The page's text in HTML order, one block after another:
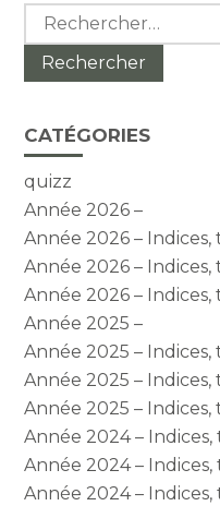
Rechercher :
CATÉGORIES
quizz
Année 2026 –
Année 2026 –
Année 2026 –
Année 2026 –
Année 2025 –
Année 2025 –
Année 2025 –
Année 2025 –
Année 2024 –
Année 2024 –
Année 2024 –